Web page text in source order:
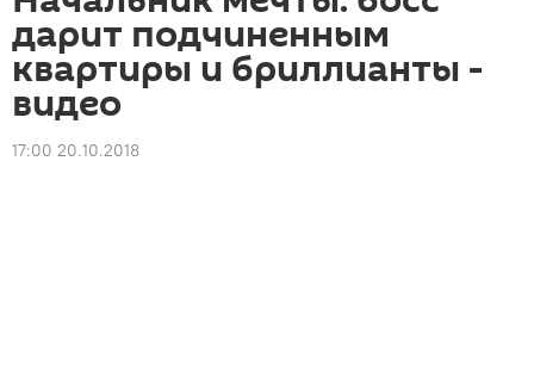
дарит подчиненным
квартиры и бриллианты -
видео
17:00 20.10.2018